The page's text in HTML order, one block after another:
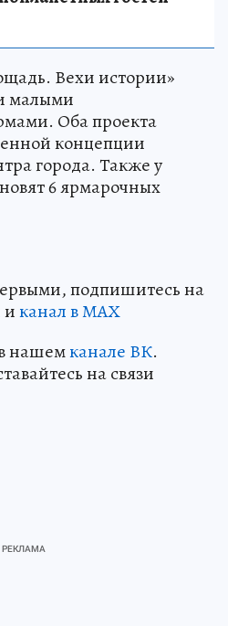
Вехи истории»
малыми
Оба проекта
концепции
города. Также у
6 ярмарочных
подпишитесь на
иканал в МАХ
нашемканале ВК.
на связи